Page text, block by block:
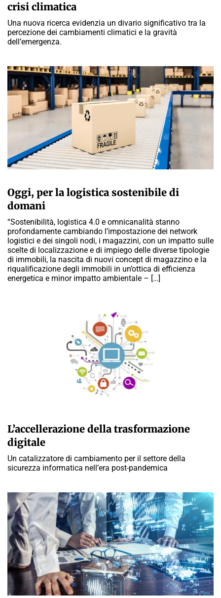
crisi climatica
Una nuova ricerca evidenzia un divario significativo tra la
percezione dei cambiamenti climatici e la gravità
dell’emergenza.
Oggi, per la logistica sostenibile di
domani
“Sostenibilità, logistica 4.0 e omnicanalità stanno
profondamente cambiando l’impostazione dei network
logistici e dei singoli nodi, i magazzini, con un impatto sulle
scelte di localizzazione e di impiego delle diverse tipologie
di immobili, la nascita di nuovi concept di magazzino e la
riqualificazione degli immobili in un’ottica di efficienza
energetica e minor impatto ambientale – […]
L’accellerazione della trasformazione
digitale
Un catalizzatore di cambiamento per il settore della
sicurezza informatica nell’era post-pandemica